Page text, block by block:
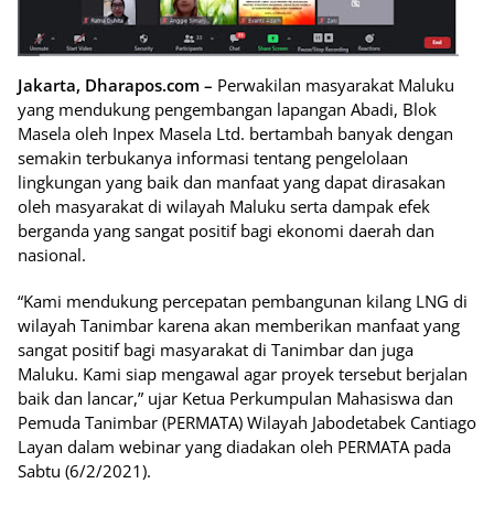
Jakarta, Dharapos.com – Perwakilan masyarakat Maluku
yang mendukung pengembangan lapangan Abadi, Blok
Masela oleh Inpex Masela Ltd. bertambah banyak dengan
semakin terbukanya informasi tentang pengelolaan
lingkungan yang baik dan manfaat yang dapat dirasakan
oleh masyarakat di wilayah Maluku serta dampak efek
berganda yang sangat positif bagi ekonomi daerah dan
nasional.
“Kami mendukung percepatan pembangunan kilang LNG di
wilayah Tanimbar karena akan memberikan manfaat yang
sangat positif bagi masyarakat di Tanimbar dan juga
Maluku. Kami siap mengawal agar proyek tersebut berjalan
baik dan lancar,” ujar Ketua Perkumpulan Mahasiswa dan
Pemuda Tanimbar (PERMATA) Wilayah Jabodetabek Cantiago
Layan dalam webinar yang diadakan oleh PERMATA pada
Sabtu (6/2/2021).